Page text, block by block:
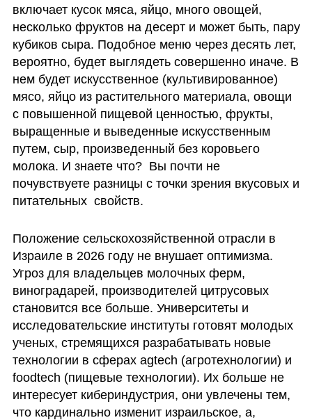
включает кусок мяса, яйцо, много овощей,
несколько фруктов на десерт и может быть, пару
кубиков сыра. Подобное меню через десять лет,
вероятно, будет выглядеть совершенно иначе. В
нем будет искусственное (культивированное)
мясо, яйцо из растительного материала, овощи
с повышенной пищевой ценностью, фрукты,
выращенные и выведенные искусственным
путем, сыр, произведенный без коровьего
молока. И знаете что?  Вы почти не
почувствуете разницы с точки зрения вкусовых и
питательных  свойств.
Положение сельскохозяйственной отрасли в
Израиле в 2026 году не внушает оптимизма.
Угроз для владельцев молочных ферм,
виноградарей, производителей цитрусовых
становится все больше. Университеты и
исследовательские институты готовят молодых
ученых, стремящихся разрабатывать новые
технологии в сферах agtech (агротехнологии) и
foodtech (пищевые технологии). Их больше не
интересует кибериндустрия, они увлечены тем,
что кардинально изменит израильское, а,